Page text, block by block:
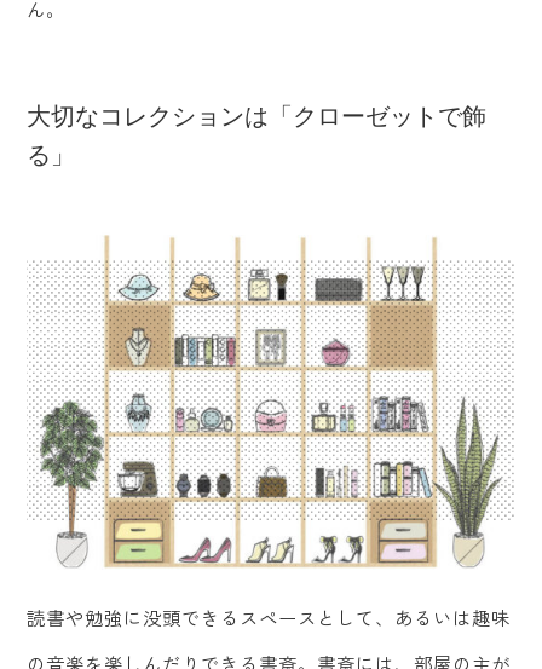
ん。
大切なコレクションは「クローゼットで飾
る」
読書や勉強に没頭できるスペースとして、あるいは趣味
の音楽を楽しんだりできる書斎。書斎には、部屋の主が